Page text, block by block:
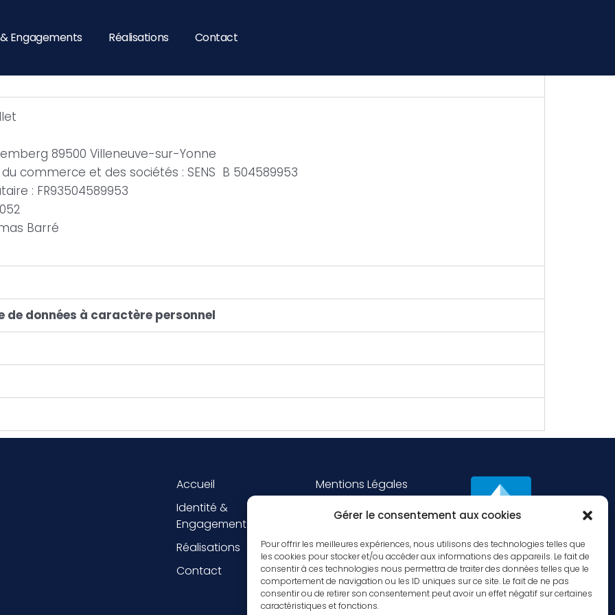
Gérer le consentement aux cookies
Pour offrir les meilleures expériences, nous utilisons des technologies telles que
les cookies pour stocker et/ou accéder aux informations des appareils. Le fait de
consentir à ces technologies nous permettra de traiter des données telles que le
comportement de navigation ou les ID uniques sur ce site. Le fait de ne pas
consentir ou de retirer son consentement peut avoir un effet négatif sur certaines
caractéristiques et fonctions.
Engagements Réalisations Contact
89500 Villeneuve-sur-Yonne
commerce et des sociétés : SENS B 504589953
: FR93504589953
Barré
de données à caractère personnel
Accueil
Identité &
Engagements
Réalisations
Contact
Mentions Légales
Crédits Photos : Frédéric ATLAN